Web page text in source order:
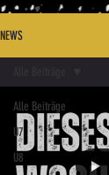
NEWS
Alle Beiträge
U7
U8